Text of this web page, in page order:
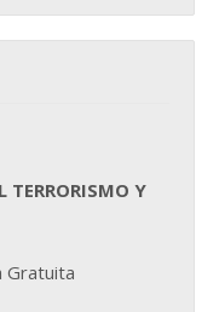
TERRORISMO Y
Gratuita